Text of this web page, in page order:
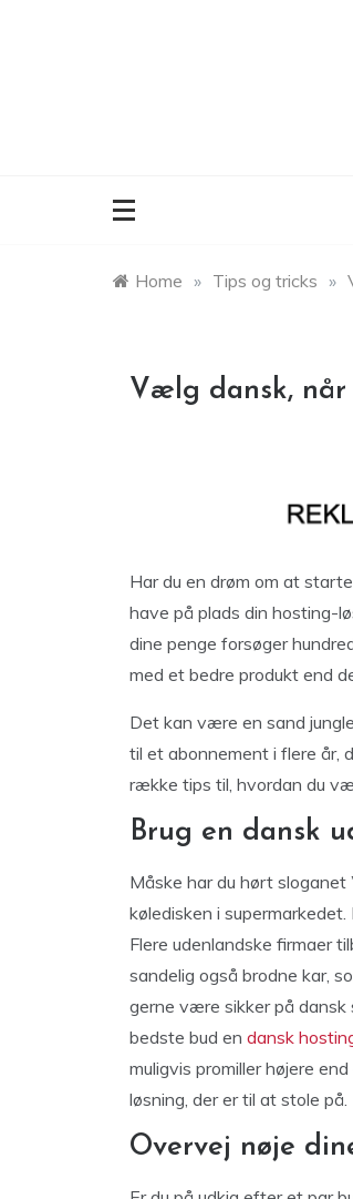
Home » Tips og tricks »
Vælg dansk,
Har du en drøm om at
have på plads din hosting-
dine penge forsøger
med et bedre produkt end
Det kan være en sand
til et abonnement i flere år,
række tips til, hvordan du
Brug en dansk
Måske har du hørt sloganet
køledisken i
Flere udenlandske firmaer
sandelig også brodne kar,
gerne være sikker på dansk
bedste bud en dansk
muligvis promiller højere
løsning, der er til at stole på.
Overvej nøje